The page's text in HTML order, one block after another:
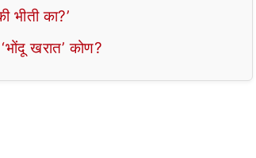
भीती का?’
खरात’ कोण?